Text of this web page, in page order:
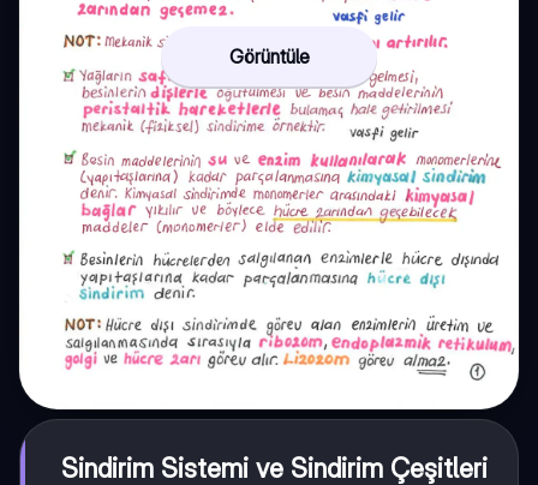
Görüntüle
Sindirim Sistemi ve Sindirim Çeşitleri